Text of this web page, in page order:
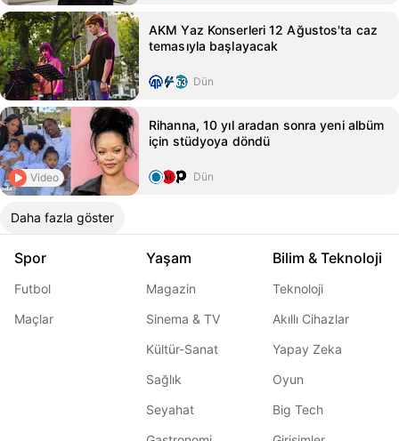
AKM Yaz Konserleri 12 Ağustos'ta caz
temasıyla başlayacak
Dün
Video
Rihanna, 10 yıl aradan sonra yeni albüm
için stüdyoya döndü
Dün
Daha fazla göster
Spor
Futbol
Maçlar
Yaşam
Magazin
Sinema & TV
Kültür-Sanat
Sağlık
Seyahat
Bilim & Teknoloji
Teknoloji
Akıllı Cihazlar
Yapay Zeka
Oyun
Big Tech